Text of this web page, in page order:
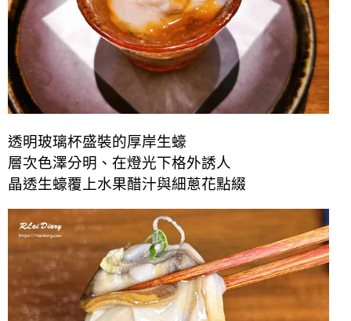
透明玻璃杯盛裝的厚岸生蠔
層次色澤分明、在燈光下格外誘人
晶透生蠔覆上水果醋汁與細蔥花點綴